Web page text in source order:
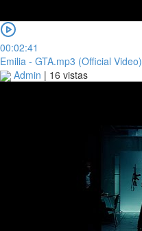
00:02:41
Emilia - GTA.mp3 (Official Video)
Admin | 16 vistas